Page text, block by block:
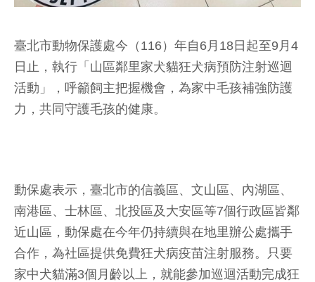
臺北市動物保護處今（116）年自6月18日起至9月4
日止，執行「山區鄰里家犬貓狂犬病預防注射巡迴
活動」，呼籲飼主把握機會，為家中毛孩補強防護
力，共同守護毛孩的健康。
動保處表示，臺北市的信義區、文山區、內湖區、
南港區、士林區、北投區及大安區等7個行政區皆鄰
近山區，動保處在今年仍持續與在地里辦公處攜手
合作，為社區提供免費狂犬病疫苗注射服務。只要
家中犬貓滿3個月齡以上，就能參加巡迴活動完成狂